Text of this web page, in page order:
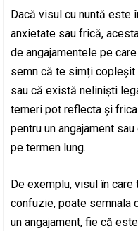
Dacă visul cu nuntă este
anxietate sau frică,
de angajamentele pe
semn că te simți copleșit
sau că există neliniști
temeri pot reflecta și
pentru un angajament
pe termen lung.
De exemplu, visul în
confuzie, poate semnala
un angajament, fie că